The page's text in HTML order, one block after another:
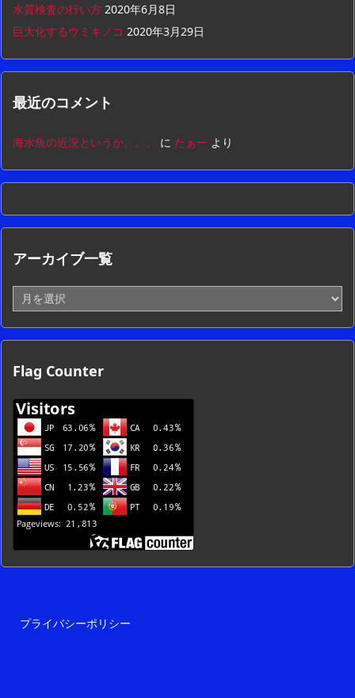
水質検査の行い方 2020年6月8日
巨大化するウミキノコ 2020年3月29日
最近のコメント
海水魚の近況というか。。。 に たぁー より
アーカイブ一覧
ー
カ
イ
一
Flag Counter
プライバシーポリシー